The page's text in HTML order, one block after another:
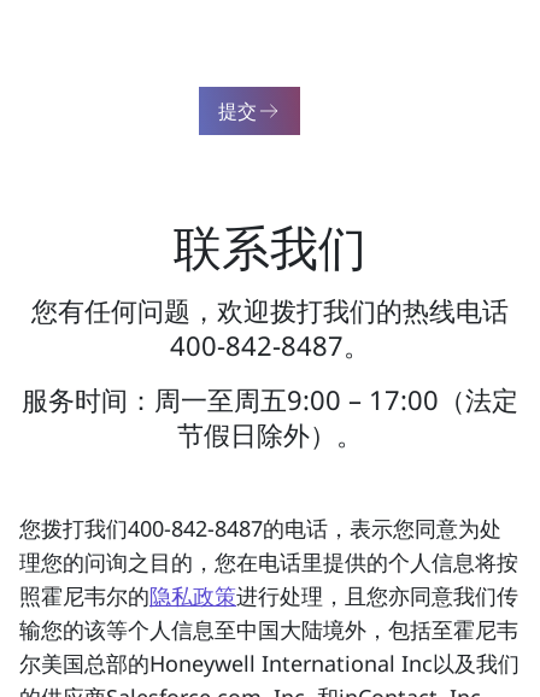
提交
联系我们
您有任何问题，欢迎拨打我们的热线电话
400-842-8487。
服务时间：周一至周五9:00 – 17:00（法定
节假日除外）。
您拨打我们400-842-8487的电话，表示您同意为处
理您的问询之目的，您在电话里提供的个人信息将按
照霍尼韦尔的隐私政策进行处理，且您亦同意我们传
输您的该等个人信息至中国大陆境外，包括至霍尼韦
尔美国总部的Honeywell International Inc以及我们